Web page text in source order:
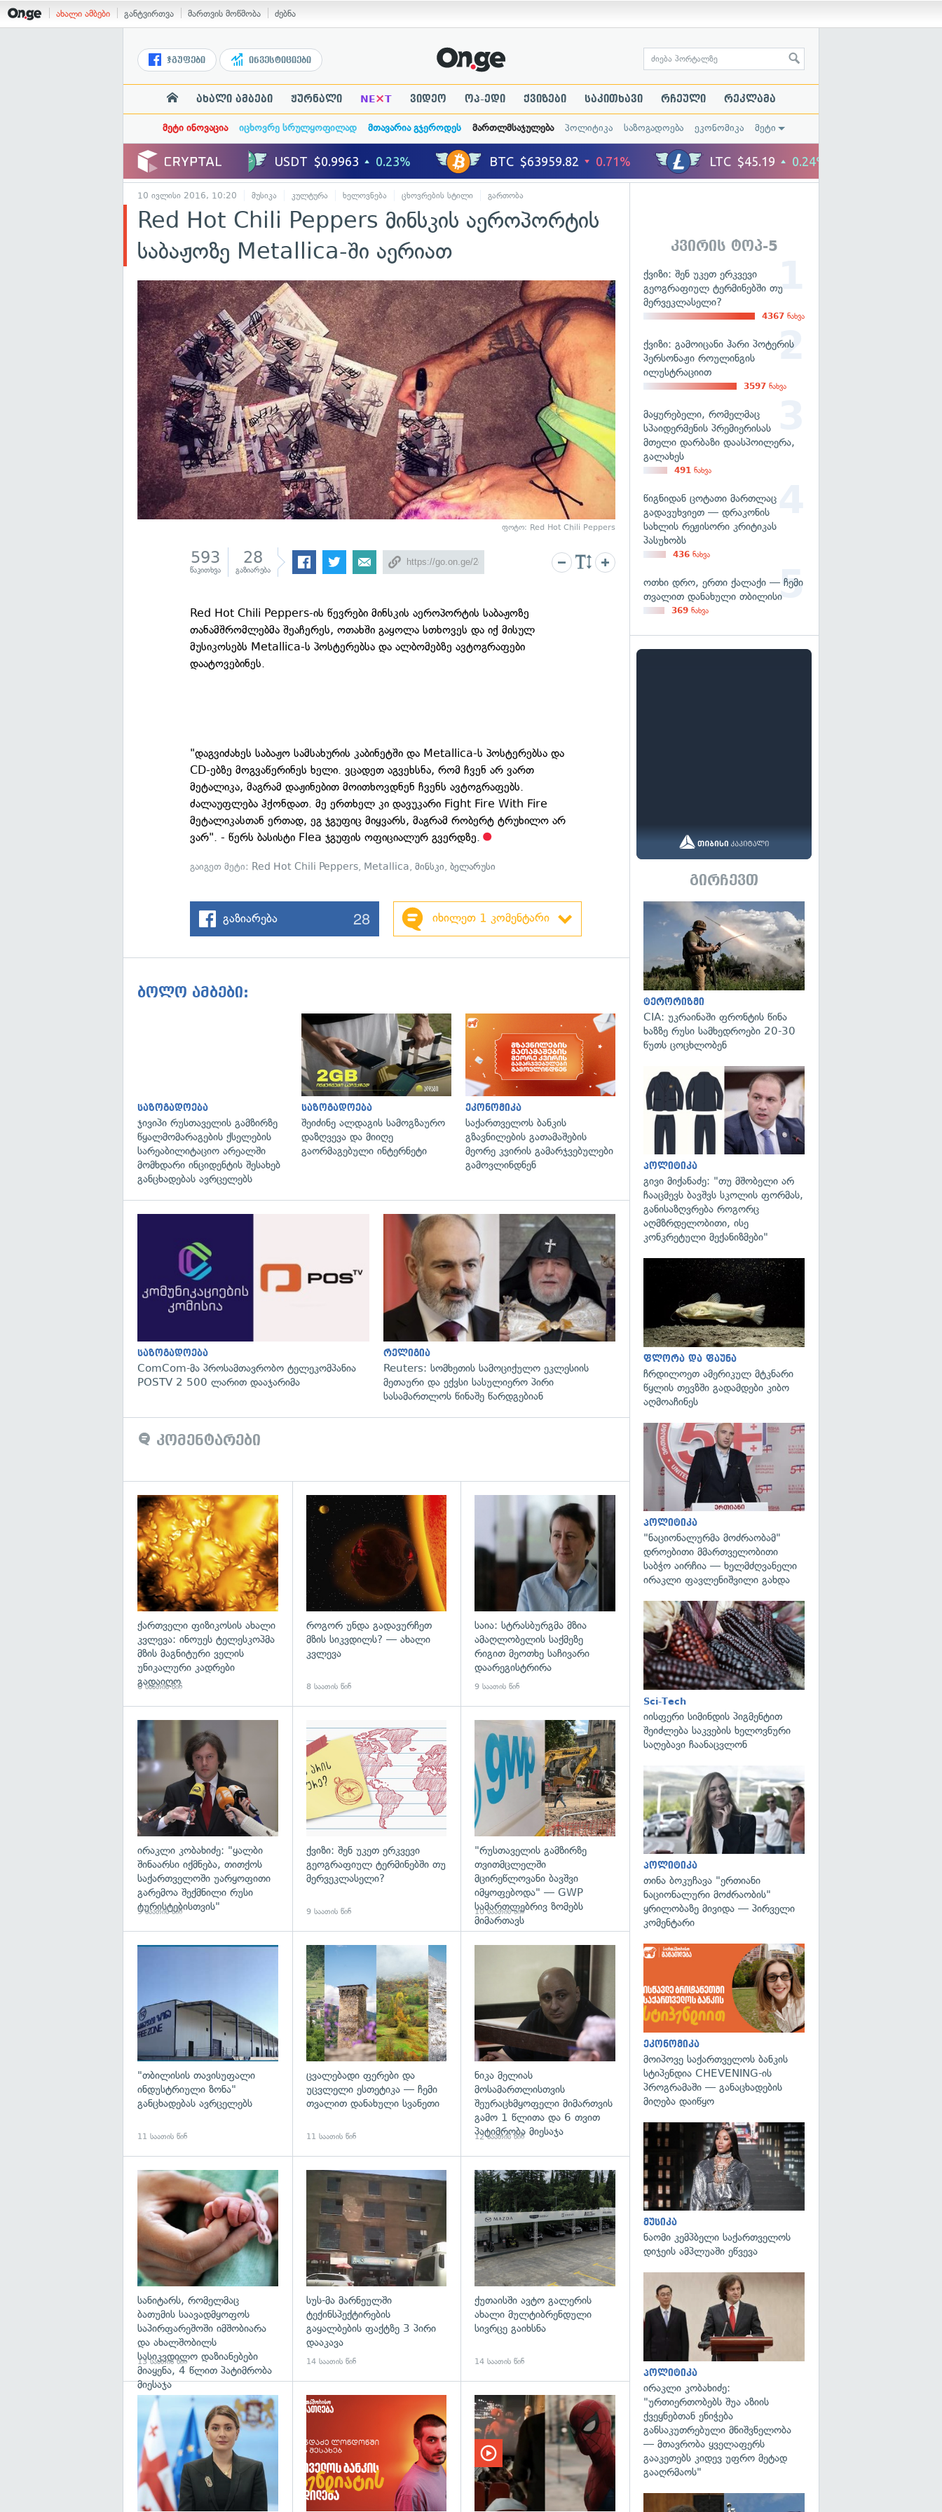
ახალი ამბები განტვირთვა მართვის მოწმობა ძებნა
ჯგუფები ინვესტიციები
ახალი ამბები ჟურნალი NE×T ვიდეო ოპ-ედი ქვიზები საკითხავი რჩეული რეკლამა
მეტი ინოვაცია იცხოვრე სრულყოფილად მთავარია გჯეროდეს მართლმსაჯულება პოლიტიკა საზოგადოება ეკონომიკა მეტი
10 ივლისი 2016, 10:20 მუსიკა კულტურა ხელოვნება ცხოვრების სტილი გართობა
Red Hot Chili Peppers მინსკის აეროპორტის
საბაჟოზე Metallica-ში აერიათ
ფოტო: Red Hot Chili Peppers
593
წაკითხვა
28
გაზიარება
Red Hot Chili Peppers-ის წევრები მინსკის აეროპორტის საბაჟოზე
თანამშრომლებმა შეაჩერეს, ოთახში გაყოლა სთხოვეს და იქ მისულ
მუსიკოსებს Metallica-ს პოსტერებსა და ალბომებზე ავტოგრაფები
დაატოვებინეს.
"დაგვიძახეს საბაჟო სამსახურის კაბინეტში და Metallica-ს პოსტერებსა და
CD-ებზე მოგვაწერინეს ხელი. ვცადეთ აგვეხსნა, რომ ჩვენ არ ვართ
მეტალიკა, მაგრამ დაჟინებით მოითხოვდნენ ჩვენს ავტოგრაფებს.
ძალაუფლება ჰქონდათ. მე ერთხელ კი დავუკარი Fight Fire With Fire
მეტალიკასთან ერთად, ეგ ჯგუფიც მიყვარს, მაგრამ რობერტ ტრუხილო არ
ვარ". - წერს ბასისტი Flea ჯგუფის ოფიციალურ გვერდზე.
გაიგეთ მეტი: Red Hot Chili Peppers, Metallica,მინსკი,ბელარუსი
გაზიარება 28 იხილეთ 1 კომენტარი
ბოლო ამბები:
საზოგადოება
ჯივიპი რუსთაველის გამზირზე
წყალმომარაგების ქსელების
სარეაბილიტაციო არეალში
მომხდარი ინციდენტის შესახებ
განცხადებას ავრცელებს
საზოგადოება
შეიძინე ალდაგის სამოგზაურო
დაზღვევა და მიიღე
გაორმაგებული ინტერნეტი
ეკონომიკა
საქართველოს ბანკის
გზავნილების გათამაშების
მეორე კვირის გამარჯვებულები
გამოვლინდნენ
გადახედვა
საზოგადოება
ComCom-მა პროსამთავრობო ტელეკომპანია
POSTV 2 500 ლარით დააჯარიმა
გადახედვა
რელიგია
Reuters: სომხეთის სამოციქულო ეკლესიის
მეთაური და ექვსი სასულიერო პირი
სასამართლოს წინაშე წარდგებიან
კომენტარები
გადახედვა
ქართველი ფიზიკოსის ახალი
კვლევა: ინოუეს ტელესკოპმა
მზის მაგნიტური ველის
უნიკალური კადრები
გადაიღო
6 საათის წინ
როგორ უნდა გადავურჩეთ
მზის სიკვდილს? — ახალი
კვლევა
8 საათის წინ
გადახედვა
საია: სტრასბურგმა მზია
ამაღლობელის საქმეზე
რიგით მეოთხე საჩივარი
დაარეგისტრირა
9 საათის წინ
გადახედვა
ირაკლი კობახიძე: "ყალბი
შინაარსი იქმნება, თითქოს
საქართველოში უარყოფითი
გარემოა შექმნილი რუსი
ტურისტებისთვის"
9 საათის წინ
ქვიზი: შენ უკეთ ერკვევი
გეოგრაფიულ ტერმინებში თუ
მერვეკლასელი?
9 საათის წინ
გადახედვა
"რუსთაველის გამზირზე
თვითმცლელში
მცირეწლოვანი ბავშვი
იმყოფებოდა" — GWP
სამართლებრივ ზომებს
მიმართავს
10 საათის წინ
გადახედვა
"თბილისის თავისუფალი
ინდუსტრიული ზონა"
განცხადებას ავრცელებს
11 საათის წინ
ცვალებადი ფერები და
უცვლელი ესთეტიკა — ჩემი
თვალით დანახული სვანეთი
11 საათის წინ
გადახედვა
ნიკა მელიას
მოსამართლისთვის
შეურაცხმყოფელი მიმართვის
გამო 1 წლითა და 6 თვით
პატიმრობა მიესაჯა
12 საათის წინ
სანიტარს, რომელმაც
ბათუმის საავადმყოფოს
საპირფარეშოში იმშობიარა
და ახალშობილს
სასიკვდილო დაზიანებები
მიაყენა, 4 წლით პატიმრობა
მიესაჯა
13 საათის წინ
გადახედვა
სუს-მა მარნეულში
ტექინსპექტირების
გაყალბების ფაქტზე 3 პირი
დააკავა
14 საათის წინ
ქუთაისში ავტო გალერის
ახალი მულტიბრენდული
სივრცე გაიხსნა
14 საათის წინ
გადახედვა
კვირის ტოპ-5
ქვიზი: შენ უკეთ ერკვევი
გეოგრაფიულ ტერმინებში თუ
მერვეკლასელი?
4367 ნახვა
ქვიზი: გამოიცანი ჰარი პოტერის
პერსონაჟი როულინგის
ილუსტრაციით
3597 ნახვა
მაყურებელი, რომელმაც
სპაიდერმენის პრემიერისას
მთელი დარბაზი დაასპოილერა,
გალახეს
491 ნახვა
წიგნიდან ცოტათი მართლაც
გადავუხვიეთ — დრაკონის
სახლის რეჟისორი კრიტიკას
პასუხობს
436 ნახვა
ოთხი დრო, ერთი ქალაქი — ჩემი
თვალით დანახული თბილისი
369 ნახვა
გირჩევთ
ტერორიზმი
CIA: უკრაინაში ფრონტის წინა
ხაზზე რუსი სამხედროები 20-30
წუთს ცოცხლობენ
პოლიტიკა
გივი მიქანაძე: "თუ მშობელი არ
ჩააცმევს ბავშვს სკოლის ფორმას,
განისაზღვრება როგორც
აღმზრდელობითი, ისე
კონკრეტული მექანიზმები"
ფლორა და ფაუნა
ჩრდილოეთ ამერიკულ მტკნარი
წყლის თევზში გადამდები კიბო
აღმოაჩინეს
პოლიტიკა
"ნაციონალურმა მოძრაობამ"
დროებითი მმართველობითი
საბჭო აირჩია — ხელმძღვანელი
ირაკლი ფავლენიშვილი გახდა
Sci-Tech
იისფერი სიმინდის პიგმენტით
შეიძლება საკვების ხელოვნური
საღებავი ჩაანაცვლონ
პოლიტიკა
თინა ბოკუჩავა "ერთიანი
ნაციონალური მოძრაობის"
ყრილობაზე მივიდა — პირველი
კომენტარი
ეკონომიკა
მოიპოვე საქართველოს ბანკის
სტიპენდია CHEVENING-ის
პროგრამაში — განაცხადების
მიღება დაიწყო
მუსიკა
ნაომი კემპბელი საქართველოს
დიჯეის ამპლუაში ეწვევა
პოლიტიკა
ირაკლი კობახიძე:
"ურთიერთობებს შუა აზიის
ქვეყნებთან ენიჭება
განსაკუთრებული მნიშვნელობა
— მთავრობა ყველაფერს
გააკეთებს კიდევ უფრო მეტად
გააღრმაოს"